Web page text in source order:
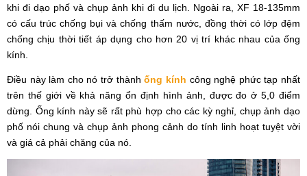
khi đi dạo phố và chụp ảnh khi đi du lịch. Ngoài ra, XF 18-135mm
có cấu trúc chống bụi và chống thấm nước, đồng thời có lớp đệm
chống chịu thời tiết áp dụng cho hơn 20 vị trí khác nhau của ống
kính.
Điều này làm cho nó trở thànhống kính công nghệ phức tạp nhất
trên thế giới về khả năng ổn định hình ảnh, được đo ở 5,0 điểm
dừng. Ống kính này sẽ rất phù hợp cho các kỳ nghỉ, chụp ảnh dạo
phố nói chung và chụp ảnh phong cảnh do tính linh hoạt tuyệt vời
và giá cả phải chăng của nó.